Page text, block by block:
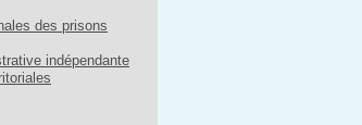
des prisons
indépendante